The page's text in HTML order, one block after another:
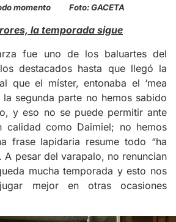
momento Foto: GACETA
la temporada sigue
fue uno de los baluartes del
destacados hasta que llegó la
que el míster, entonaba el ‘mea
la segunda parte no hemos sabido
y eso no se puede permitir ante
calidad como Daimiel; no hemos
frase lapidaria resume todo “ha
A pesar del varapalo, no renuncian
mucha temporada y esto nos
mejor en otras ocasiones